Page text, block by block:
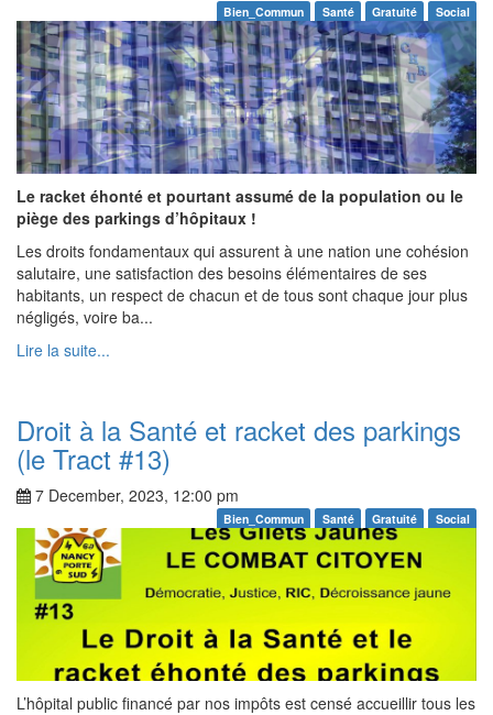
Bien_Commun Santé Gratuité Social
Le racket éhonté et pourtant assumé de la population ou le
piège des parkings d’hôpitaux !
Les droits fondamentaux qui assurent à une nation une cohésion
salutaire, une satisfaction des besoins élémentaires de ses
habitants, un respect de chacun et de tous sont chaque jour plus
négligés, voire ba...
Lire la suite...
Droit à la Santé et racket des parkings
(le Tract #13)
7 December, 2023, 12:00 pm
Bien_Commun Santé Gratuité Social
L’hôpital public financé par nos impôts est censé accueillir tous les